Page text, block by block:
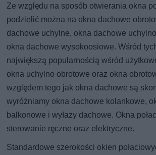
Ze względu na sposób otwierania okna
podzielić można na okna dachowe
dachowe uchylne, okna dachowe
okna dachowe wysokoosiowe. Wśród
największą popularnością wśród
okna uchylno obrotowe oraz okna
względem tego jak okna dachowe są
wyróżniamy okna dachowe kolankowe,
balkonowe i wyłazy dachowe. Okna
sterowanie ręczne oraz elektryczne.
Standardowe szerokości okien